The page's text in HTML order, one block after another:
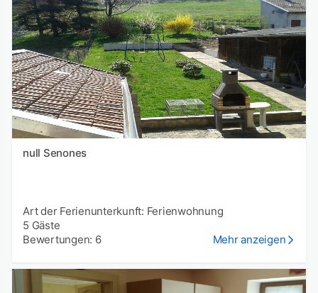
null Senones
Art der Ferienunterkunft: Ferienwohnung
5 Gäste
Bewertungen: 6
Mehr anzeigen